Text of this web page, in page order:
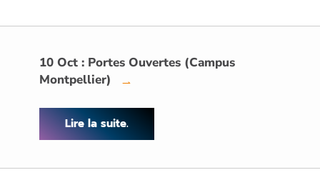
10 Oct : Portes Ouvertes (Campus
Montpellier)
→
Lire la suite.